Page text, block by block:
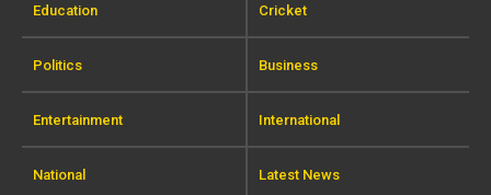
Education Cricket
Politics Business
Entertainment International
National Latest News